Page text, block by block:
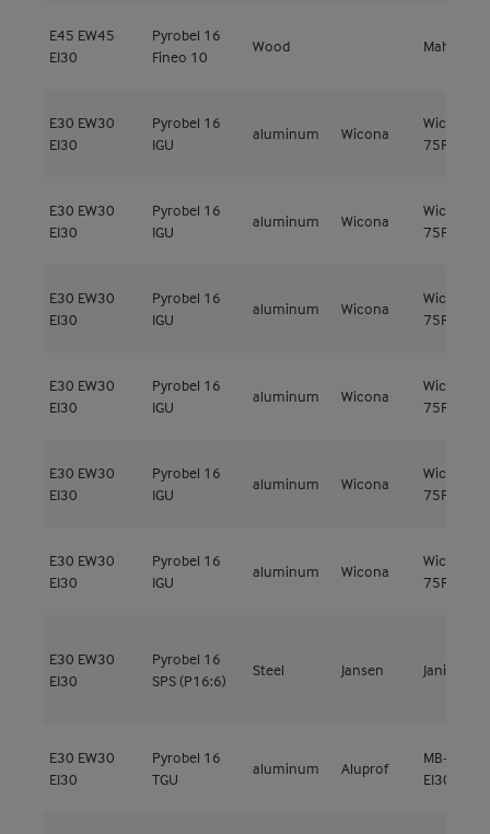
E45 EW45
EI30
Pyrobel 16
Fineo 10
Wood Mahogany
E30 EW30
EI30
Pyrobel 16
IGU
aluminum Wicona
Wicline
75FP
E30 EW30
EI30
Pyrobel 16
IGU
aluminum Wicona
Wicline
75FP
E30 EW30
EI30
Pyrobel 16
IGU
aluminum Wicona
Wicline
75FP
E30 EW30
EI30
Pyrobel 16
IGU
aluminum Wicona
Wicline
75FP
E30 EW30
EI30
Pyrobel 16
IGU
aluminum Wicona
Wicline
75FP
E30 EW30
EI30
Pyrobel 16
IGU
aluminum Wicona
Wicline
75FP
E30 EW30
EI30
Pyrobel 16
SPS (P16:6)
Steel Jansen Janisol 2
E30 EW30
EI30
Pyrobel 16
TGU
aluminum Aluprof
MB-78EI
EI30